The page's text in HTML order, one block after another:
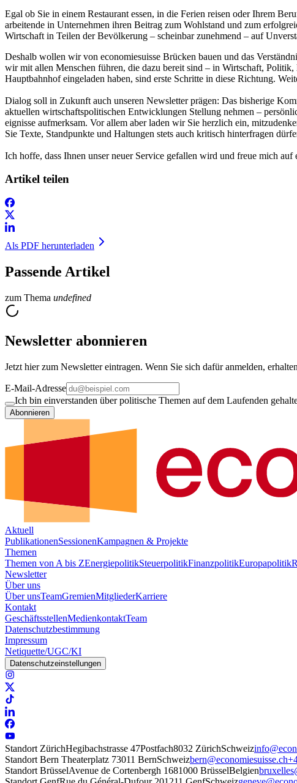
Egal ob Sie in ei­nem Restau­rant es­sen, in die Fe­ri­en reisen oder Ihrem
arbeiten­de in Un­ternehmen ih­ren Bei­trag zum Wohl­stand und zum
Wirt­schaft in Teilen der Bevölkerung – scheinbar zu­nehmend – auf
De­shalb wol­len wir von economie­suisse Brü­cken bauen und das
wir mit al­len Men­schen füh­ren, die dazu be­reit sind – in Wirt­schaft,
Hauptbahnhof ein­gela­den ha­ben, sind erste Schritte in die­se Rich­tung.
Dia­log soll in Zukunft auch un­se­ren Newslet­ter prägen: Das bisherige
aktuel­len wirt­schafts­politi­schen Ent­wicklun­gen Stellung nehmen –
eig­nis­se auf­merksam. Vor al­lem aber la­den wir Sie herzlich ein,
Sie Texte, Standpunkte und Hal­tun­gen stets auch kri­tisch hin­terfra­gen
Ich hoffe, dass Ihnen un­ser neuer Service gefal­len wird und freue mich
Artikel teilen
Als PDF herunterladen
Passende Artikel
zum Thema undefined
Newsletter abonnieren
Jetzt hier zum Newsletter eintragen. Wenn Sie sich dafür anmelden,
E-Mail-Adresse
Ich bin einverstanden über politische Themen auf dem Laufenden
Abonnieren
Aktuell
PublikationenSessionenKampagnen & Projekte
Themen
Themen von A bis ZEnergiepolitikSteuerpolitikFinanzpolitikEuropapolitik
Newsletter
Über uns
Über unsTeamGremienMitgliederKarriere
Kontakt
GeschäftsstellenMedienkontaktTeam
Datenschutzbestimmung
Impressum
Netiquette/UGC/KI
Datenschutzeinstellungen
Standort ZürichHegibachstrasse 47Postfach8032 ZürichSchweiz
Standort Bern Theaterplatz 73011 BernSchweizbern@economiesuisse.ch
Standort BrüsselAvenue de Cortenbergh 1681000 BrüsselBelgien